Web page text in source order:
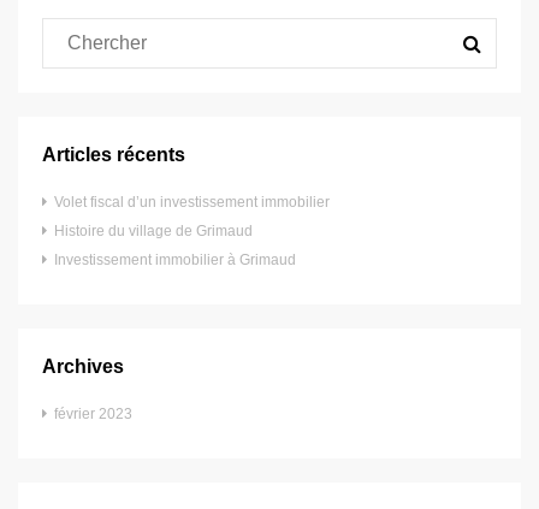
Articles récents
Volet fiscal d’un investissement immobilier
Histoire du village de Grimaud
Investissement immobilier à Grimaud
Archives
février 2023